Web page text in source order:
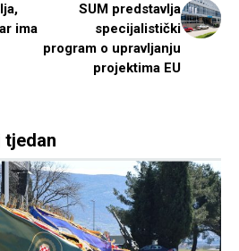
ima
SUM predstavlja
specijalistički
program o upravljanju
projektima EU
tjedan